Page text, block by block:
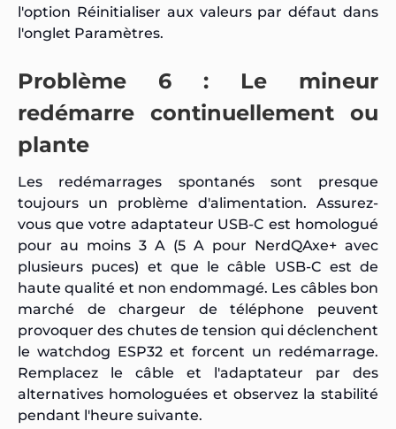
l'option Réinitialiser aux valeurs par défaut dans
l'onglet Paramètres.
Problème 6 : Le mineur
redémarre continuellement ou
plante
Les redémarrages spontanés sont presque
toujours un problème d'alimentation. Assurez-
vous que votre adaptateur USB-C est homologué
pour au moins 3 A (5 A pour NerdQAxe+ avec
plusieurs puces) et que le câble USB-C est de
haute qualité et non endommagé. Les câbles bon
marché de chargeur de téléphone peuvent
provoquer des chutes de tension qui déclenchent
le watchdog ESP32 et forcent un redémarrage.
Remplacez le câble et l'adaptateur par des
alternatives homologuées et observez la stabilité
pendant l'heure suivante.